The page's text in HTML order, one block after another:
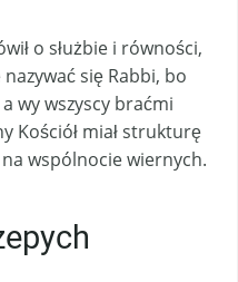
o służbie i równości,
się Rabbi, bo
wy wszyscy braćmi
Kościół miał strukturę
wspólnocie wiernych.